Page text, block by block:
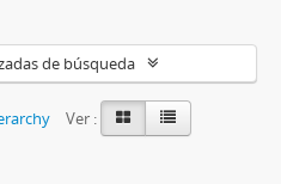
de búsqueda
Ver :